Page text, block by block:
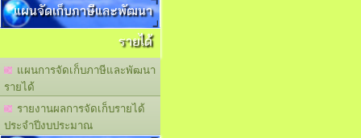
แผนจัดเก็บภาษีและพัฒนา
รายได้
แผนการจัดเก็บภาษีและพัฒนา
รายได้
รายงานผลการจัดเก็บรายได้
ประจำปีงบประมาณ